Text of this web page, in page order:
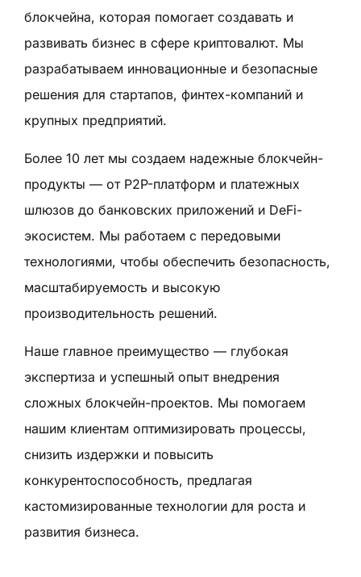
блокчейна, которая помогает создавать и
развивать бизнес в сфере криптовалют. Мы
разрабатываем инновационные и безопасные
решения для стартапов, финтех-компаний и
крупных предприятий.
Более 10 лет мы создаем надежные блокчейн-
продукты — от P2P-платформ и платежных
шлюзов до банковских приложений и DeFi-
экосистем. Мы работаем с передовыми
технологиями, чтобы обеспечить безопасность,
масштабируемость и высокую
производительность решений.
Наше главное преимущество — глубокая
экспертиза и успешный опыт внедрения
сложных блокчейн-проектов. Мы помогаем
нашим клиентам оптимизировать процессы,
снизить издержки и повысить
конкурентоспособность, предлагая
кастомизированные технологии для роста и
развития бизнеса.